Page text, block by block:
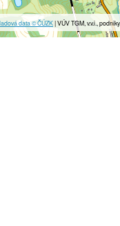
data © ČÚZK| VÚV TGM, v.v.i.,